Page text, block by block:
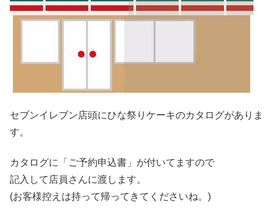
セブンイレブン店頭にひな祭りケーキのカタログがありま
す。
カタログに「ご予約申込書」が付いてますので
記入して店員さんに渡します。
(お客様控えは持って帰ってきてくださいね。)